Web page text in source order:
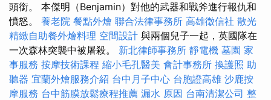
頭銜。 本傑明（Benjamin）對他的武器和戰斧進行報仇和
憤怒。 養老院 餐點外燴 聯合法律事務所 高雄徵信社 散光
精緻自助餐外燴料理 空間設計 與兩個兒子一起，英國隊在
一次森林突襲中被屠殺。 新北律師事務所 靜電機 墓園 家
事服務 按摩技術課程 縮小毛孔醫美 會計事務所 換護照 助
聽器 宜蘭外燴服務介紹 台中月子中心 台胞證高雄 沙鹿按
摩服務 台中筋膜放鬆療程推薦 漏水 原因 台南清潔公司 整